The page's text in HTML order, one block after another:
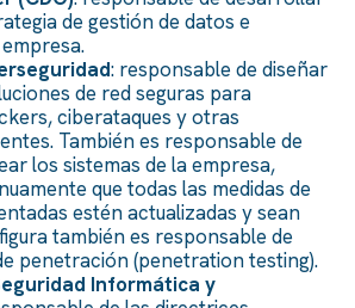
de gestión de datos e
: responsable de diseñar
de red seguras para
ciberataques y otras
También es responsable de
los sistemas de la empresa,
que todas las medidas de
estén actualizadas y sean
también es responsable de
penetración (penetration testing).
Informática y